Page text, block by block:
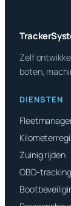
Zelf
boten,
DIENSTEN
Zuinig rijden
OBD-tracking